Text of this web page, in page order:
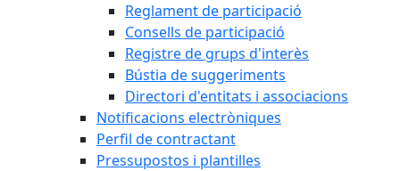
Reglament de participació
Consells de participació
Registre de grups d'interès
Bústia de suggeriments
Directori d'entitats i associacions
Notificacions electròniques
Perfil de contractant
Pressupostos i plantilles